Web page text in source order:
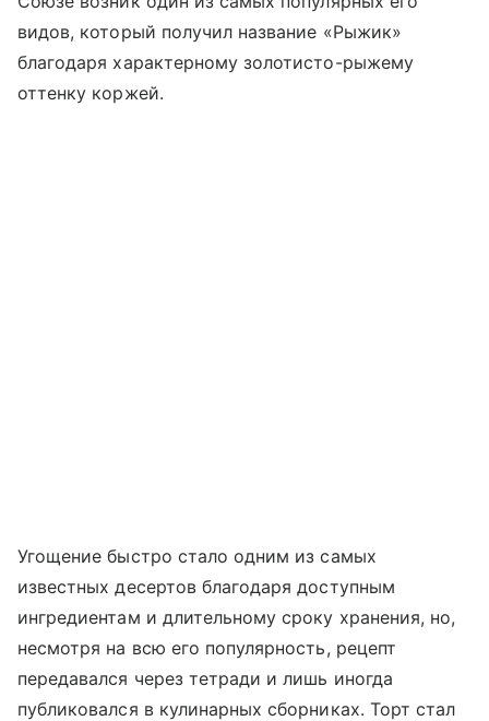
видов, который получил название «Рыжик»
благодаря характерному золотисто-рыжему
оттенку коржей.
Угощение быстро стало одним из самых
известных десертов благодаря доступным
ингредиентам и длительному сроку хранения, но,
несмотря на всю его популярность, рецепт
передавался через тетради и лишь иногда
публиковался в кулинарных сборниках. Торт стал